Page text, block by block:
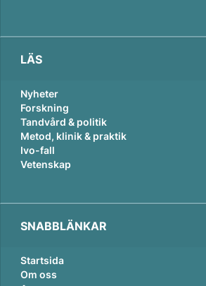
LÄS
Nyheter
Forskning
Tandvård & politik
Metod, klinik & praktik
Ivo-fall
Vetenskap
SNABBLÄNKAR
Startsida
Om oss